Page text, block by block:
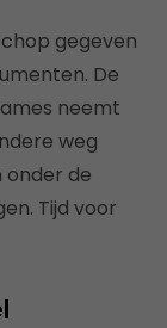
gegeven
De
neemt
weg
de
Tijd voor